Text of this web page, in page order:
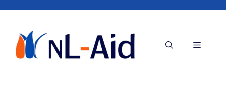
inhoud
Menu